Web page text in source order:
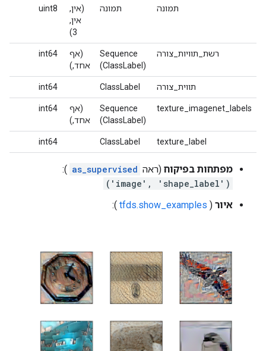
תמונה תמונה
(אין,
אין,
3)
uint8
רשת_תוויות_צורה
Sequence
(ClassLabel)
(אף
אחד,)
int64
תווית_צורה ClassLabel
int64
texture_imagenet_labels
Sequence
(ClassLabel)
(אף
אחד,)
int64
texture_label
ClassLabel
int64
מפתחות בפיקוח (ראה as_supervised
):
('image', 'shape_label')
איור (
tfds.show_examples
):